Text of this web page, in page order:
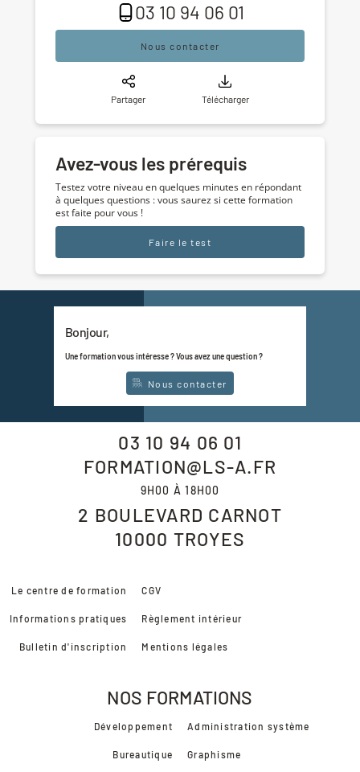
03 10 94 06 01
Nous contacter
Partager Télécharger
Avez-vous les prérequis
Testez votre niveau en quelques minutes en répondant
à quelques questions : vous saurez si cette formation
est faite pour vous !
Faire le test
Bonjour,
Une formation vous intéresse ? Vous avez une question ?
Nous contacter
03 10 94 06 01
FORMATION@LS-A.FR
2 BOULEVARD CARNOT
10000 TROYES
9H00 À 18H00
Le centre de formation
Informations pratiques
Bulletin d'inscription
CGV
Règlement intérieur
Mentions légales
NOS FORMATIONS
Développement
Bureautique
Administration système
Graphisme